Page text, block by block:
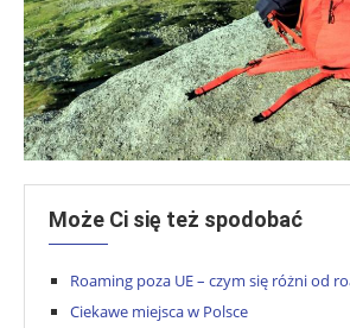
Może Ci się też spodobać
Roaming poza UE – czym się różni od
Ciekawe miejsca w Polsce